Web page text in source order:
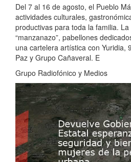
Del 7 al 16 de agosto, el Pueblo
actividades culturales,
productivas para toda la familia.
“manzanazo”, pabellones
una cartelera artística con Yuridia,
Paz y Grupo Cañaveral. E
Grupo Radiofónico y Medios